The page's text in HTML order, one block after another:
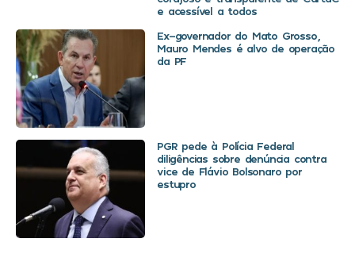
e acessível a todos
Ex-governador do Mato Grosso,
Mauro Mendes é alvo de operação
da PF
PGR pede à Polícia Federal
diligências sobre denúncia contra
vice de Flávio Bolsonaro por
estupro